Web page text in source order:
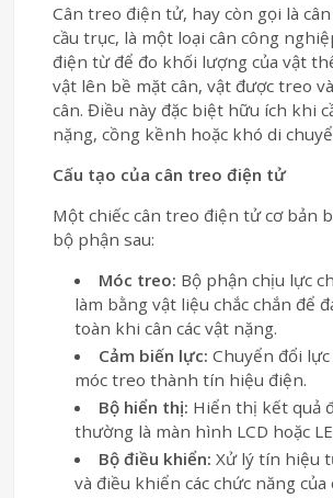
Cân treo điện tử, hay còn gọi là cân
cầu trục, là một loại cân công
điện từ để đo khối lượng của vật
vật lên bề mặt cân, vật được treo
cân. Điều này đặc biệt hữu ích khi
nặng, cồng kềnh hoặc khó di
Cấu tạo của cân treo điện tử
Một chiếc cân treo điện tử cơ bản
bộ phận sau:
Móc treo: Bộ phận chịu lực
làm bằng vật liệu chắc chắn để
toàn khi cân các vật nặng.
Cảm biến lực: Chuyển đổi
móc treo thành tín hiệu điện.
Bộ hiển thị: Hiển thị kết quả
thường là màn hình LCD hoặc
Bộ điều khiển: Xử lý tín hiệu
và điều khiển các chức năng của